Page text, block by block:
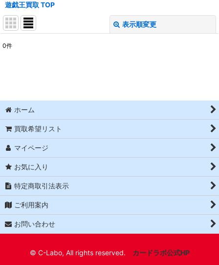
遊戯王買取 TOP
表示順変更
0件
ホーム
買取希望リスト
マイページ
お気に入り
特定商取引法表示
ご利用案内
お問い合わせ
© C-Labo, All rights reserved. カードラボ公式HP